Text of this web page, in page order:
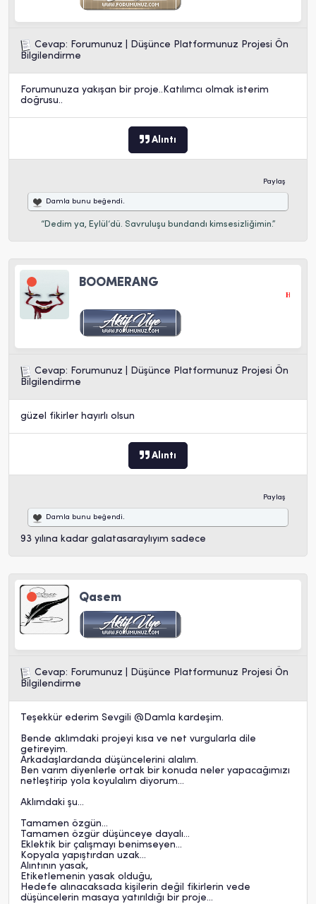
Cevap: Forumunuz | Düşünce Platformunuz Projesi Ön
Bilgilendirme
Forumunuza yakışan bir proje..Katılımcı olmak isterim
doğrusu..
Alıntı
Paylaş
Damla bunu beğendi.
“Dedim ya, Eylül‘dü. Savruluşu bundandı kimsesizliğimin.”
BOOMERANG
Hiç bir ordu, vakti
Cevap: Forumunuz | Düşünce Platformunuz Projesi Ön
Bilgilendirme
güzel fikirler hayırlı olsun
Alıntı
Paylaş
Damla bunu beğendi.
93 yılına kadar galatasaraylıyım sadece
Qasem
Cevap: Forumunuz | Düşünce Platformunuz Projesi Ön
Bilgilendirme
Teşekkür ederim Sevgili @Damla kardeşim.
Bende aklımdaki projeyi kısa ve net vurgularla dile
getireyim.
Arkadaşlardanda düşüncelerini alalım.
Ben varım diyenlerle ortak bir konuda neler yapacağımızı
netleştirip yola koyulalım diyorum...
Aklımdaki şu...
Tamamen özgün...
Tamamen özgür düşünceye dayalı...
Eklektik bir çalışmayı benimseyen...
Kopyala yapıştırdan uzak...
Alıntının yasak,
Etiketlemenin yasak olduğu,
Hedefe alınacaksada kişilerin değil fikirlerin vede
düşüncelerin masaya yatırıldığı bir proje...